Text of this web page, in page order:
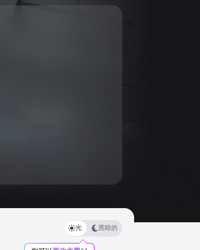
光 黑暗的